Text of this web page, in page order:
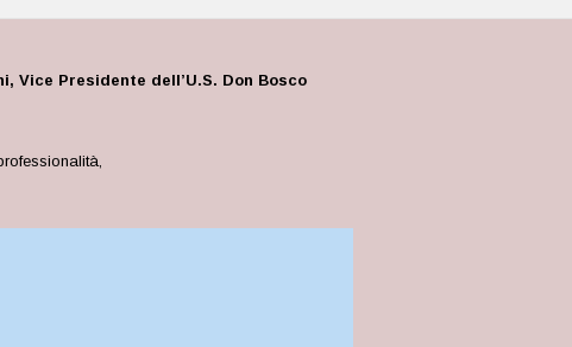
Vice Presidente dell’U.S. Don Bosco